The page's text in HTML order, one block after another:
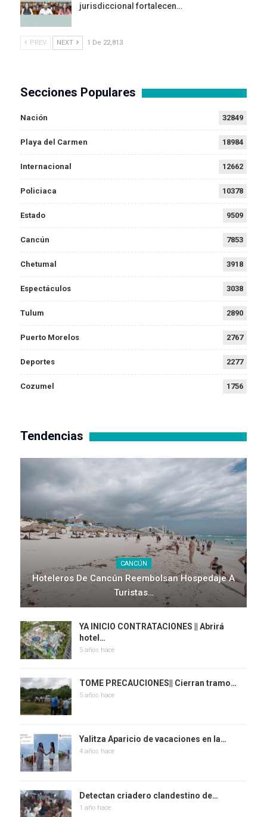
jurisdiccional fortalecen…
PREV NEXT 1 De 22,813
Secciones Populares
Nación 32849
Playa del Carmen 18984
Internacional 12662
Policiaca 10378
Estado 9509
Cancún 7853
Chetumal 3918
Espectáculos 3038
Tulum 2890
Puerto Morelos 2767
Deportes 2277
Cozumel 1756
Tendencias
CANCÚN
Hoteleros De Cancún Reembolsan Hospedaje A
Turistas…
YA INICIO CONTRATACIONES || Abrirá
hotel…
5 años hace
TOME PRECAUCIONES|| Cierran tramo…
5 años hace
Yalitza Aparicio de vacaciones en la…
4 años hace
Detectan criadero clandestino de…
1 año hace